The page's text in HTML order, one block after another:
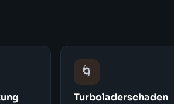
🌀
Turboladerschaden